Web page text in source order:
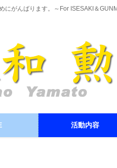
にがんばります。～For ISESAKI＆
活動内容